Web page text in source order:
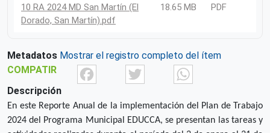
10 RA 2024 MD San Martín (El
Dorado, San Martín).pdf
18.65 MB PDF
Metadatos Mostrar el registro completo del ítem
COMPATIR
FacebookTwitter
Descripción
En este Reporte Anual de la implementación del Plan de Trabajo
2024 del Programa Municipal EDUCCA, se presentan las tareas y